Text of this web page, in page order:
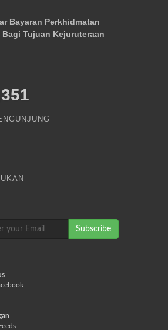
Bayaran Perkhidmatan
Bagi Tujuan Kejuruteraan
Subscribe